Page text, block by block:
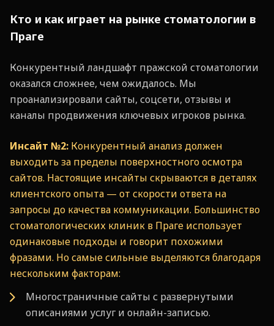
Кто и как играет на рынке стоматологии в
Праге
Конкурентный ландшафт пражской стоматологии
оказался сложнее, чем ожидалось. Мы
проанализировали сайты, соцсети, отзывы и
каналы продвижения ключевых игроков рынка.
Инсайт №2: Конкурентный анализ должен
выходить за пределы поверхностного осмотра
сайтов. Настоящие инсайты скрываются в деталях
клиентского опыта — от скорости ответа на
запросы до качества коммуникации. Большинство
стоматологических клиник в Праге использует
одинаковые подходы и говорит похожими
фразами. Но самые сильные выделяются благодаря
нескольким факторам:
Многостраничные сайты с развернутыми
описаниями услуг и онлайн-записью.